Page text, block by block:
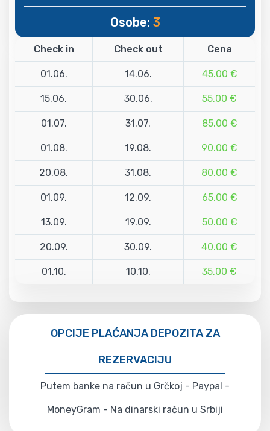
Osobe: 3
Check in Check out Cena
01.06. 14.06. 45.00 €
15.06. 30.06. 55.00 €
01.07. 31.07. 85.00 €
01.08. 19.08. 90.00 €
20.08. 31.08. 80.00 €
01.09. 12.09. 65.00 €
13.09. 19.09. 50.00 €
20.09. 30.09. 40.00 €
01.10. 10.10. 35.00 €
OPCIJE PLAĆANJA DEPOZITA ZA
REZERVACIJU
Putem banke na račun u Grčkoj - Paypal -
MoneyGram - Na dinarski račun u Srbiji